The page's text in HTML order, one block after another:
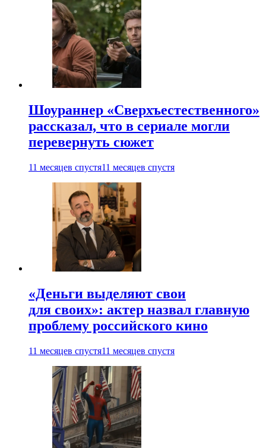
Шоураннер «Сверхъестественного»
рассказал, что в сериале могли
перевернуть сюжет
11 месяцев спустя11 месяцев спустя
«Деньги выделяют свои
для своих»: актер назвал главную
проблему российского кино
11 месяцев спустя11 месяцев спустя